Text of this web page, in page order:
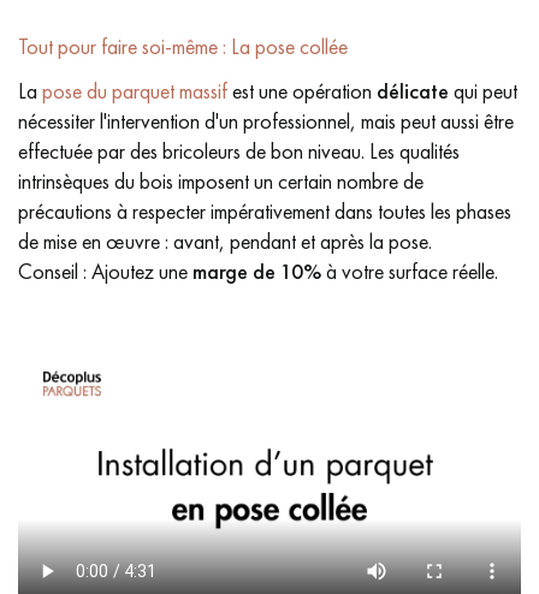
Tout pour faire soi-même : La pose collée
La pose du parquet massifest une opération délicate qui peut
nécessiter l'intervention d'un professionnel, mais peut aussi être
effectuée par des bricoleurs de bon niveau. Les qualités
intrinsèques du bois imposent un certain nombre de
précautions à respecter impérativement dans toutes les phases
de mise en œuvre : avant, pendant et après la pose.
Conseil : Ajoutez une marge de 10%à votre surface réelle.